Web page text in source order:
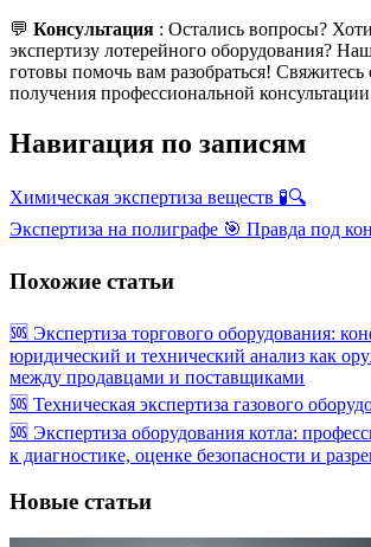
💬 Консультация : Остались вопросы?
экспертизу лотерейного оборудования?
готовы помочь вам разобраться! Свяжитесь
получения профессиональной
Навигация по записям
Химическая экспертиза веществ 🧪🔍
Экспертиза на полиграфе 🎯 Правда под
Похожие статьи
🆘 Экспертиза торгового оборудования:
юридический и технический анализ как
между продавцами и поставщиками
🆘 Техническая экспертиза газового
🆘 Экспертиза оборудования котла:
к диагностике, оценке безопасности и
Новые статьи